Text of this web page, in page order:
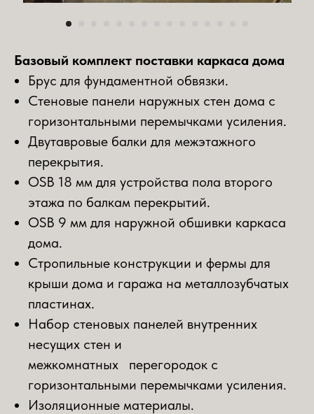
Базовый комплект поставки каркаса дома
Брус для фундаментной обвязки.
Стеновые панели наружных стен дома с
горизонтальными перемычками усиления.
Двутавровые балки для межэтажного
перекрытия.
OSB 18 мм для устройства пола второго
этажа по балкам перекрытий.
ОSB 9 мм для наружной обшивки каркаса
дома.
Стропильные конструкции и фермы для
крыши дома и гаража на металлозубчатых
пластинах.
Набор стеновых панелей внутренних
несущих стен и
межкомнатных перегородок с
горизонтальными перемычками усиления.
Изоляционные материалы.